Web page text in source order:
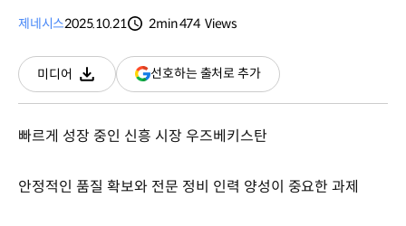
제네시스2025.10.21
2min474 Views
미디어
다운로드
선호하는 출처로 추가(새
창
빠르게 성장 중인 신흥 시장 우즈베키스탄
안정적인 품질 확보와 전문 정비 인력 양성이 중요한 과제